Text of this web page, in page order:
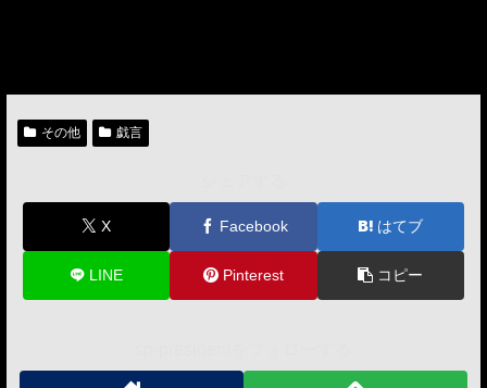
その他 戯言
X Facebook はてブ
LINE Pinterest コピー